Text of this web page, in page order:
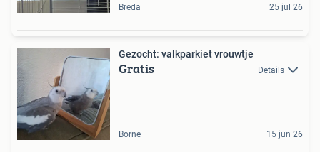
Breda 25 jul 26
Gezocht: valkparkiet vrouwtje
Gratis Details
Borne 15 jun 26